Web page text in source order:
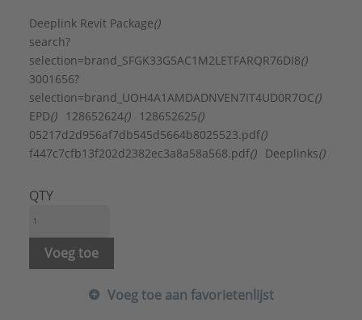
Deeplink Revit Package()
search?
selection=brand_SFGK33G5AC1M2LETFARQR76DI8()
3001656?
selection=brand_UOH4A1AMDADNVEN7IT4UD0R7OC()
EPD() 128652624() 128652625()
05217d2d956af7db545d5664b8025523.pdf()
f447c7cfb13f202d2382ec3a8a58a568.pdf() Deeplinks()
QTY
Voeg toe
Voeg toe aan favorietenlijst